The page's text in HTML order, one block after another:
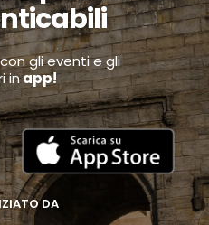
gli eventi e gli
inapp!
DA